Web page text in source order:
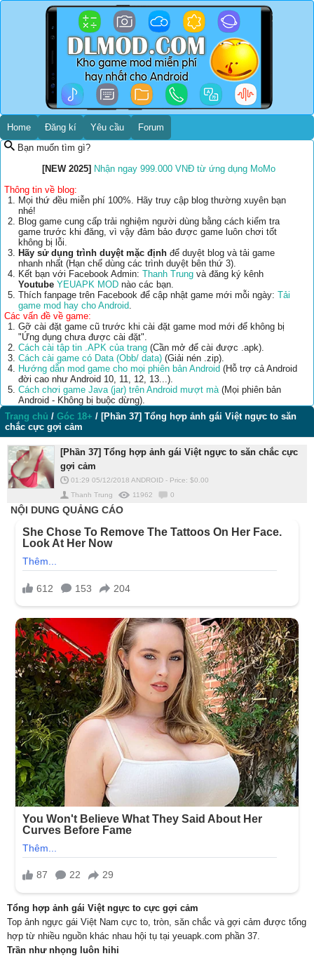
Home Đăng kí Yêu cầu
Forum
Bạn muốn tìm gì?
[NEW 2025] Nhận ngay 999.000 VNĐ từ ứng dụng MoMo
Thông tin về blog:
Mọi thứ đều miễn phí 100%. Hãy truy cập blog thường xuyên bạn
nhé!
Blog game cung cấp trải nghiệm người dùng bằng cách kiểm tra
game trước khi đăng, vì vậy đảm bảo được game luôn chơi tốt
không bị lỗi.
Hãy sử dụng trình duyệt mặc định để duyệt blog và tải game
nhanh nhất (Hạn chế dùng các trình duyệt bên thứ 3).
Kết bạn với Facebook Admin: Thanh Trung và đăng ký kênh
Youtube YEUAPK MOD nào các bạn.
Thích fanpage trên Facebook để cập nhật game mới mỗi ngày: Tải
game mod hay cho Android.
Các vấn đề về game:
Gỡ cài đặt game cũ trước khi cài đặt game mod mới để không bị
"Ứng dụng chưa được cài đặt".
Cách cài tập tin .APK của trang (Cần mở để cài được .apk).
Cách cài game có Data (Obb/ data) (Giải nén .zip).
Hướng dẫn mod game cho mọi phiên bản Android (Hỗ trợ cả Android
đời cao như Android 10, 11, 12, 13...).
Cách chơi game Java (jar) trên Android mượt mà(Mọi phiên bản
Android - Không bị buộc dừng).
Trang chủ / Góc 18+ / [Phần 37] Tổng hợp ảnh gái Việt ngực to săn
chắc cực gợi cảm
[Phần 37] Tổng hợp ảnh gái Việt ngực to săn chắc cực
gợi cảm
01:29 05/12/2018 ANDROID - Price: $0.00
Thanh Trung
11962 0
Tổng hợp ảnh gái Việt ngực to cực gợi cảm
Top ảnh ngực gái Việt Nam cực to, tròn, săn chắc và gợi cảm được tổng
hợp từ nhiều nguồn khác nhau hội tụ tại yeuapk.com phần 37.
Trần như nhọng luôn hihi